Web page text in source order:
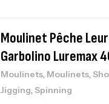
Moulinet Pêche
Garbolino Luremax
Moulinets, Moulinets,
Jigging, Spinning